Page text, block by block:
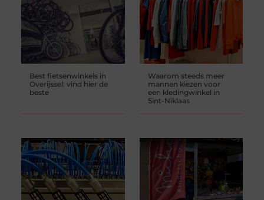
Best fietsenwinkels in
Overijssel: vind hier de
beste
Waarom steeds meer
mannen kiezen voor
een kledingwinkel in
Sint-Niklaas